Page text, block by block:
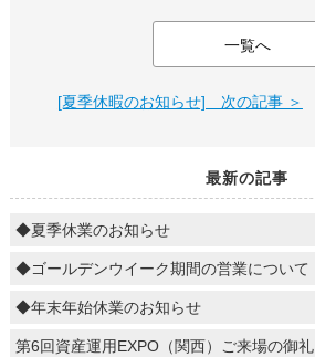
一覧へ
[夏季休暇のお知らせ] 次の記事 ＞
最新の記事
◆夏季休業のお知らせ
◆ゴールデンウイーク期間の営業について
◆年末年始休業のお知らせ
第6回資産運用EXPO（関西）ご来場の御礼